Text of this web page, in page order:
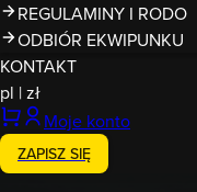
REGULAMINY I RODO
ODBIÓR EKWIPUNKU
KONTAKT
pl |zł
Moje konto
ZAPISZ SIĘ